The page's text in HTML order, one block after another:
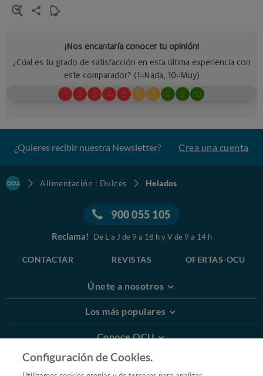
¿Quieres recibir nuestra Newsletter? Crea una cuenta
Alimentación : Dulces Helados
900 055 105
Reclama! De L a J de 9 a 18 h y V de 9 a 14 h
CONTACTAR REVISTAS OFERTAS-OCU
Únete a nosotros
Los más populares
Conoce OCU
Más Información
Configuración de Cookies.